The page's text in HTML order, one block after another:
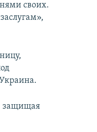
своих.
защищая